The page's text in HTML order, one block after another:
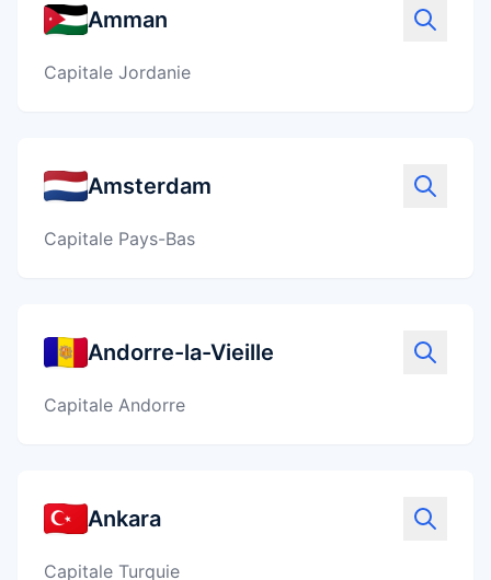
Amman
Capitale Jordanie
Amsterdam
Capitale Pays-Bas
Andorre-la-Vieille
Capitale Andorre
Ankara
Capitale Turquie